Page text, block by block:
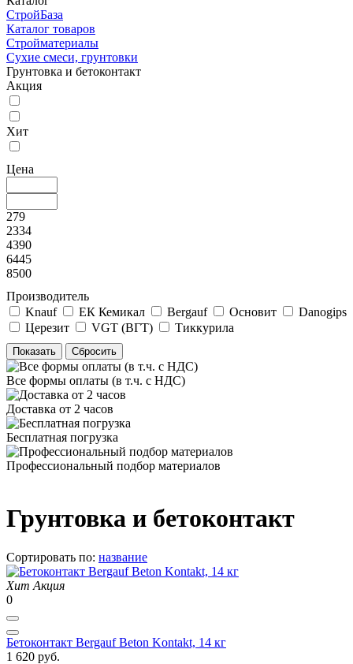
СтройБаза
Каталог товаров
Стройматериалы
Сухие смеси, грунтовки
Грунтовка и бетоконтакт
Акция
Хит
Цена
279
2334
4390
6445
8500
Производитель
Knauf
ЕК Кемикал Bergauf Основит
Danogips
Церезит
VGT (ВГТ) Тиккурила
Все формы оплаты (в т.ч. с НДС)
Доставка от 2 часов
Бесплатная погрузка
Профессиональный подбор материалов
Грунтовка и бетоконтакт
Сортировать по: название
Хит Акция
0
Бетоконтакт Bergauf Beton Kontakt, 14 кг
1 620 руб.